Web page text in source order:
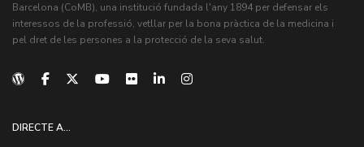
Barcelona (CoMB), una institució fundada l'any 1894 per defensar els
interessos de la professió, vetllar per la bona pràctica de la medicina i
pel dret de les persones a la protecció de la seva salut.
DIRECTE A...